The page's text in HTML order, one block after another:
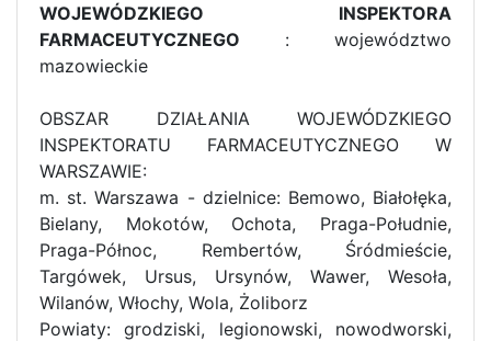
WOJEWÓDZKIEGO INSPEKTORA
FARMACEUTYCZNEGO : województwo
mazowieckie
OBSZAR DZIAŁANIA WOJEWÓDZKIEGO
INSPEKTORATU FARMACEUTYCZNEGO W
WARSZAWIE:
m. st. Warszawa - dzielnice: Bemowo, Białołęka,
Bielany, Mokotów, Ochota, Praga-Południe,
Praga-Północ, Rembertów, Śródmieście,
Targówek, Ursus, Ursynów, Wawer, Wesoła,
Wilanów, Włochy, Wola, Żoliborz
Powiaty: grodziski, legionowski, nowodworski,